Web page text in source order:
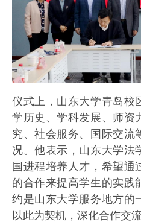
仪式上，山东大学青岛校
学历史、学科发展、师资
究、社会服务、国际交流
况。他表示，山东大学法
国进程培养人才，希望通
的合作来提高学生的实践
约是山东大学服务地方的
以此为契机，深化合作交